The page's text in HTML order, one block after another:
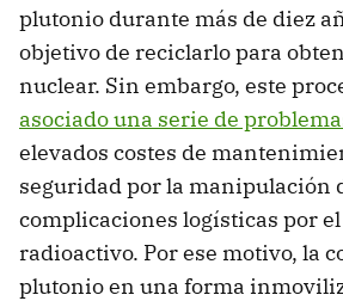
plutonio durante más de diez
objetivo de reciclarlo para
nuclear. Sin embargo, este
asociado una serie de
elevados costes de
seguridad por la manipulación
complicaciones logísticas por
radioactivo. Por ese motivo, la
plutonio en una forma